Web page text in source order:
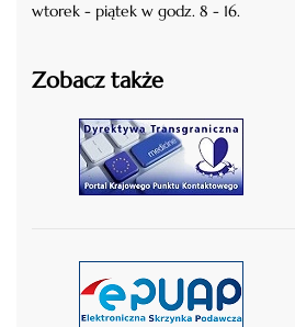
wtorek - piątek w godz. 8 - 16.
Zobacz także
czytaj więcej
czytaj więcej